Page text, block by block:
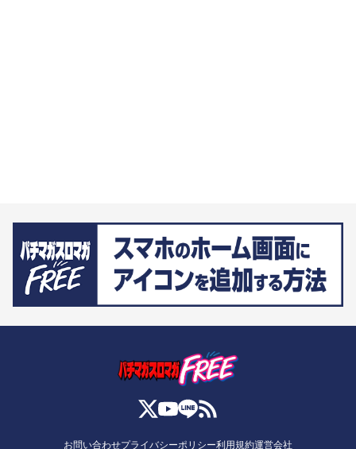
お問い合わせプライバシーポリシー利用規約運営会社